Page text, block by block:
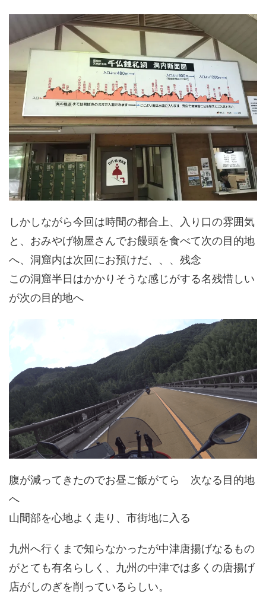
しかしながら今回は時間の都合上、入り口の雰囲気
と、おみやげ物屋さんでお饅頭を食べて次の目的地
へ、洞窟内は次回にお預けだ、、、残念
この洞窟半日はかかりそうな感じがする名残惜しい
が次の目的地へ
腹が減ってきたのでお昼ご飯がてら 次なる目的地
へ
山間部を心地よく走り、市街地に入る
九州へ行くまで知らなかったが中津唐揚げなるもの
がとても有名らしく、九州の中津では多くの唐揚げ
店がしのぎを削っているらしい。